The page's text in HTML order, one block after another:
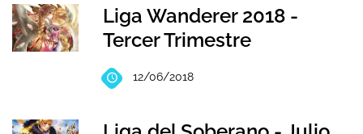
Liga Wanderer 2018 -
Tercer Trimestre
12/06/2018